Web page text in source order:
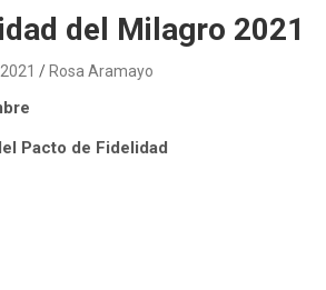
del Milagro 2021
Rosa Aramayo
Pacto de Fidelidad